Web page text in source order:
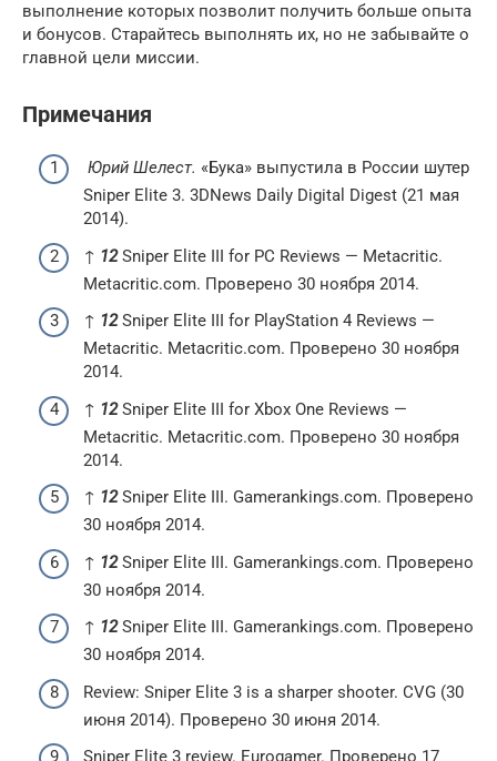
выполнение которых позволит получить больше опыта
и бонусов. Старайтесь выполнять их, но не забывайте о
главной цели миссии.
Примечания
Юрий Шелест. «Бука» выпустила в России шутер
Sniper Elite 3. 3DNews Daily Digital Digest (21 мая
2014).
↑ 12Sniper Elite III for PC Reviews — Metacritic.
Metacritic.com. Проверено 30 ноября 2014.
↑ 12Sniper Elite III for PlayStation 4 Reviews —
Metacritic. Metacritic.com. Проверено 30 ноября
2014.
↑ 12Sniper Elite III for Xbox One Reviews —
Metacritic. Metacritic.com. Проверено 30 ноября
2014.
↑ 12Sniper Elite III. Gamerankings.com. Проверено
30 ноября 2014.
↑ 12Sniper Elite III. Gamerankings.com. Проверено
30 ноября 2014.
↑ 12Sniper Elite III. Gamerankings.com. Проверено
30 ноября 2014.
Review: Sniper Elite 3 is a sharper shooter. CVG (30
июня 2014). Проверено 30 июня 2014.
Sniper Elite 3 review. Eurogamer. Проверено 17